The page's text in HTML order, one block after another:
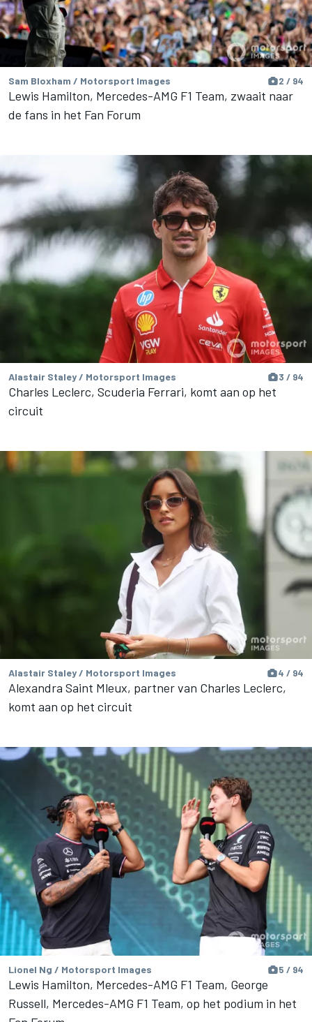
Sam Bloxham / Motorsport Images 2 / 94
Lewis Hamilton, Mercedes-AMG F1 Team, zwaait naar
de fans in het Fan Forum
Alastair Staley / Motorsport Images 3 / 94
Charles Leclerc, Scuderia Ferrari, komt aan op het
circuit
Alastair Staley / Motorsport Images 4 / 94
Alexandra Saint Mleux, partner van Charles Leclerc,
komt aan op het circuit
Lionel Ng / Motorsport Images 5 / 94
Lewis Hamilton, Mercedes-AMG F1 Team, George
Russell, Mercedes-AMG F1 Team, op het podium in het